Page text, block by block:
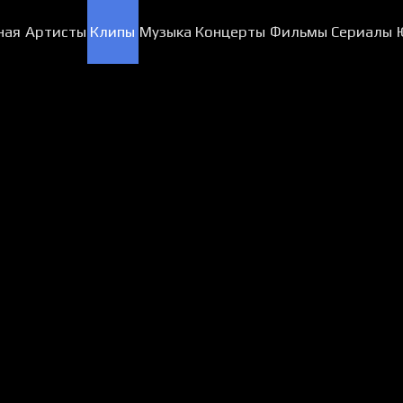
Артисты Клипы Музыка Концерты Фильмы Сериалы